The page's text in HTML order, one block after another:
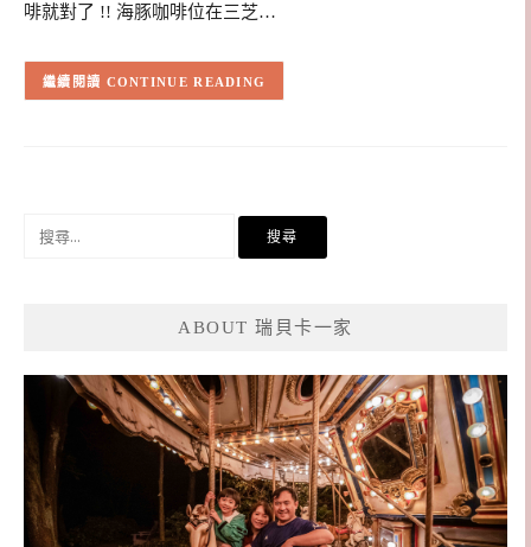
啡就對了 !! 海豚咖啡位在三芝…
CONTINUE READING
ABOUT 瑞貝卡一家